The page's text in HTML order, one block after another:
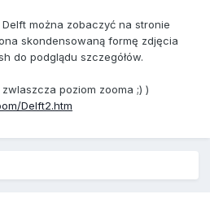
można zobaczyć na stronie
skondensowaną formę zdjęcia
do podglądu szczegółów.
poziom zooma ;) )
Delft2.htm